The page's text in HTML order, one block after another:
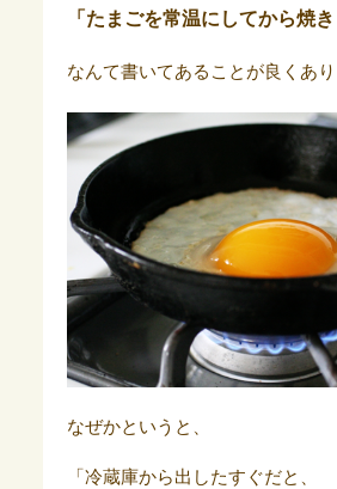
「たまごを常温にしてから焼き
なんて書いてあることが良くあり
なぜかというと、
「冷蔵庫から出したすぐだと、